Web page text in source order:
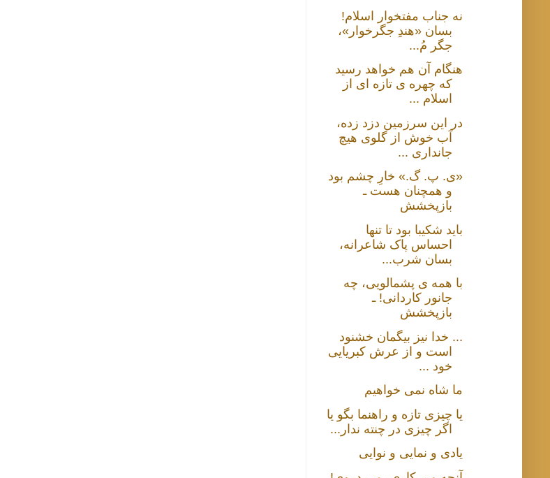
نه جناب مفتخوار اسلام!
بسان «هندِ جگرخوار»،
جگر مُ...
هنگام آن هم خواهد رسید
که چهره ی تازه ای از
اسلام ...
در این سرزمین دزد زده،
آب خوش از گلوی هیچ
جانداری ...
«ی. پ. گ.» خارِ چشم بود
و همچنان هست ـ
بازپخشش
باید شکیبا بود تا تنها
احساس پاک شاعرانه،
بسان شرب...
با همه ی پشمالویی، چه
جانور کاردانی! ـ
بازپخشش
... خدا نیز بیگمان خشنود
است و از عرش کبریایی
خود ...
ما شاه نمی خواهیم
یا چیزی تازه و راهنما بگو یا
اگر چیزی در چنته ندار...
یادی و نمایی و نوایی